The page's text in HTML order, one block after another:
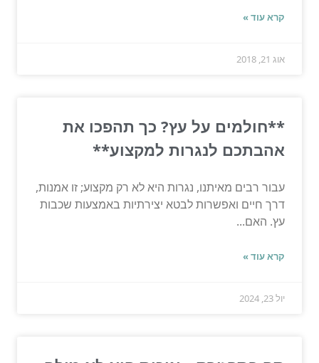
קרא עוד »
אוג 21, 2018
**חולמים על עץ? כך תהפכו את
אהבתכם לנגרות למקצוע**
עבור רבים מאיתנו, נגרות היא לא רק מקצוע; זו אמנות,
דרך חיים ואפשרות לבטא יצירתיות באמצעות שכבות
עץ. האם...
קרא עוד »
יול 23, 2024